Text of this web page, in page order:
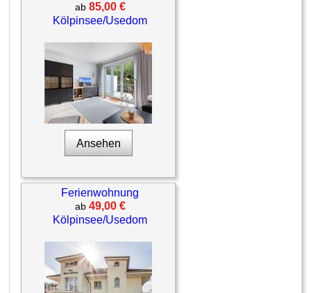
ab 85,00 €
Kölpinsee/Usedom
Ansehen
Ferienwohnung
ab 49,00 €
Kölpinsee/Usedom